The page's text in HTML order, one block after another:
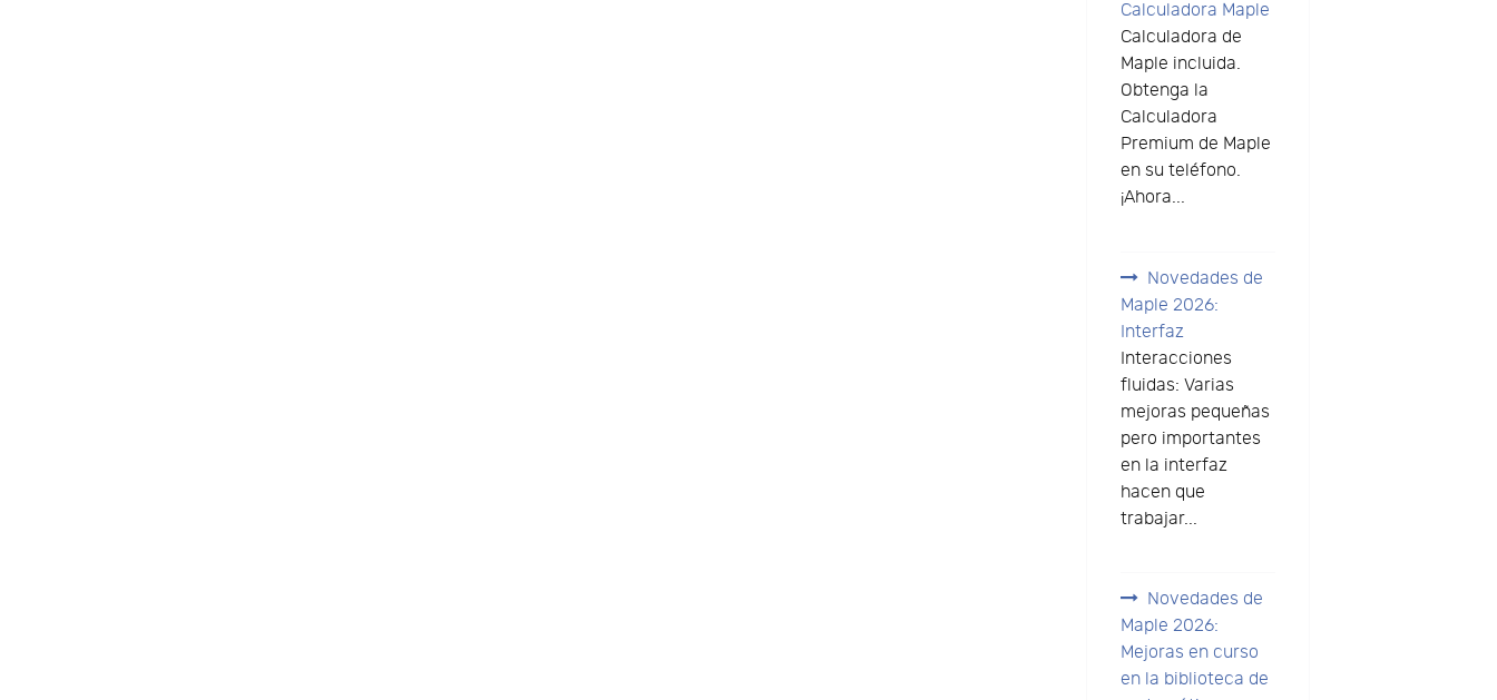
Calculadora Maple
Calculadora de
Maple incluida.
Obtenga la
Calculadora
Premium de Maple
en su teléfono.
¡Ahora...
Novedades de
Maple 2026:
Interfaz
Interacciones
fluidas: Varias
mejoras pequeñas
pero importantes
en la interfaz
hacen que
trabajar...
Novedades de
Maple 2026:
Mejoras en curso
en la biblioteca de